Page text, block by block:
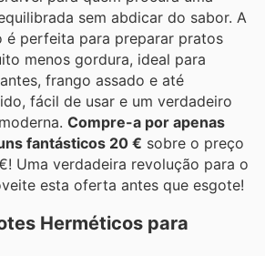
sem abdicar do sabor. A
é perfeita para preparar pratos
menos gordura, ideal para
frango assado e até
fácil de usar e um verdadeiro
Compre-a por apenas
fantásticos 20 € sobre o preço
Uma verdadeira revolução para o
esta oferta antes que esgote!
Herméticos para